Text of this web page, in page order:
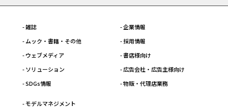
- 雑誌
- ムック・書籍・その他
- ウェブメディア
- ソリューション
- SDGs情報
- 企業情報
- 採用情報
- 書店様向け
- 広告会社・広告主様向け
- 物販・代理店業務
- モデルマネジメント